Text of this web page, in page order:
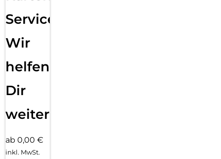
Service:
Wir
helfen
Dir
weiter
ab 0,00 €
inkl. MwSt.